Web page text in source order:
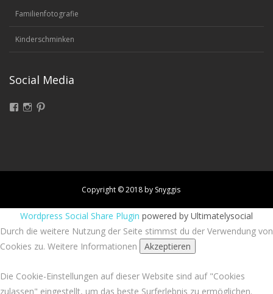
Familienfotografie
Kinderschminken
Social Media
FacebookInstagram
Copyright © 2018 by Snyggis
Wordpress Social Share Plugin powered by Ultimatelysocial
Durch die weitere Nutzung der Seite stimmst du der Verwendung von
Cookies zu. Weitere Informationen Akzeptieren
Die Cookie-Einstellungen auf dieser Website sind auf "Cookies
zulassen" eingestellt, um das beste Surferlebnis zu ermöglichen.